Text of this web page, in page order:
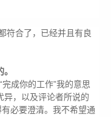
符合了，已经并且有良
成你的工作”我的意思
异，以及评论者所说的
必要澄清。我不希望通